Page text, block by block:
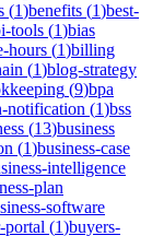
(1)benefits (1)best-
tools (1)bias
hours (1)billing
(1)blog-strategy
(9)bpa
notification (1)bss
(13)business
(1)business-case
intelligence
plan
software
portal (1)buyers-